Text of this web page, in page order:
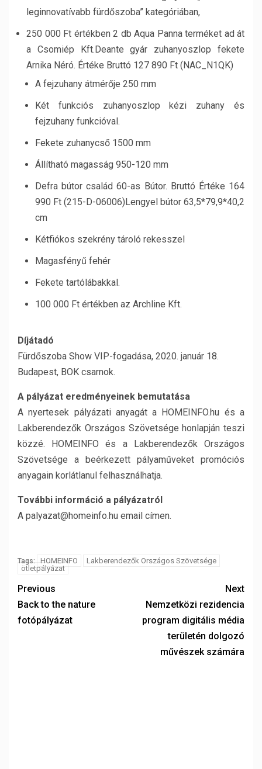
leginnovatívabb fürdőszoba” kategóriában,
250 000 Ft értékben 2 db Aqua Panna terméket ad át
a Csomiép Kft.Deante gyár zuhanyoszlop fekete
Arnika Néró. Értéke Bruttó 127 890 Ft (NAC_N1QK)
A fejzuhany átmérője 250 mm
Két funkciós zuhanyoszlop kézi zuhany és
fejzuhany funkcióval.
Fekete zuhanycső 1500 mm
Állítható magasság 950-120 mm
Defra bútor család 60-as Bútor. Bruttó Értéke 164
990 Ft (215-D-06006)Lengyel bútor 63,5*79,9*40,2
cm
Kétfiókos szekrény tároló rekesszel
Magasfényű fehér
Fekete tartólábakkal.
100 000 Ft értékben az Archline Kft.
Díjátadó
Fürdőszoba Show VIP-fogadása, 2020. január 18.
Budapest, BOK csarnok.
A pályázat eredményeinek bemutatása
A nyertesek pályázati anyagát a HOMEINFO.hu és a
Lakberendezők Országos Szövetsége honlapján teszi
közzé. HOMEINFO és a Lakberendezők Országos
Szövetsége a beérkezett pályaműveket promóciós
anyagain korlátlanul felhasználhatja.
További információ a pályázatról
A palyazat@homeinfo.hu email címen.
Tags: HOMEINFO
Lakberendezők Országos Szövetsége
ötletpályázat
Previous
Back to the nature
fotópályázat
Next
Nemzetközi rezidencia
program digitális média
területén dolgozó
művészek számára